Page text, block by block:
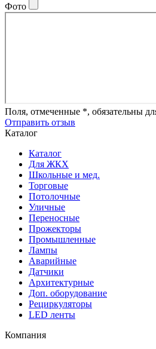
Фото
Поля, отмеченные *, обязательны
Отправить отзыв
Каталог
Каталог
Для ЖКХ
Школьные и мед.
Торговые
Потолочные
Уличные
Переносные
Прожекторы
Промышленные
Лампы
Аварийные
Датчики
Архитектурные
Доп. оборудование
Рециркуляторы
LED ленты
Компания